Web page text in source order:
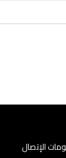
الإتصال